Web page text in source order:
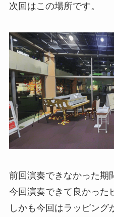
次回はこの場所です。
前回演奏できなかった期
今回演奏できて良かった
しかも今回はラッピング